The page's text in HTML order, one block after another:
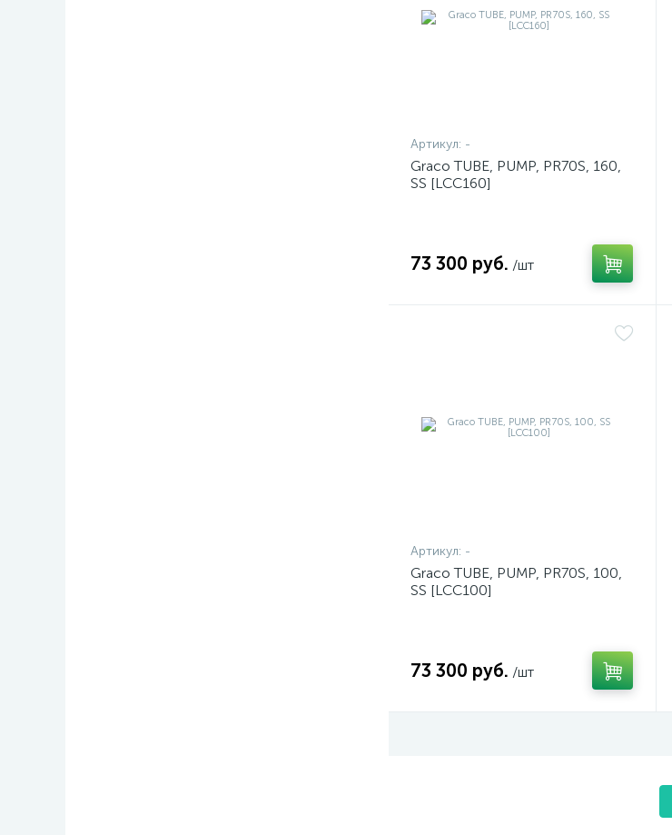
Артикул: -
Graco TUBE, PUMP, PR70S, 160,
SS [LCC160]
73 300 руб. /шт
Артикул: -
Graco TUBE, PUMP, PR70S, 100,
SS [LCC100]
73 300 руб. /шт